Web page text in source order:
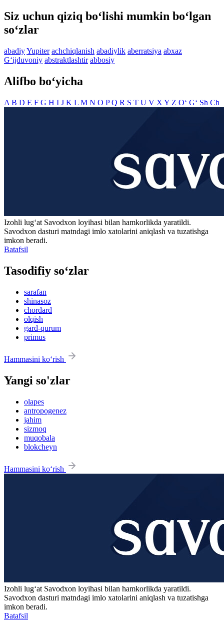
Siz uchun qiziq bo‘lishi mumkin bo‘lgan
so‘zlar
abadiyYupiter achchiqlanish abadiylik aberratsiya abxaz
G‘ijduvoniy abstraktlashtir abbosiy
Alifbo bo‘yicha
A B D E F G H I J K L M N O PQ R S T U V X Y Z O‘ G‘ Sh Ch
Izohli lugʻat Savodxon loyihasi bilan hamkorlikda yaratildi.
Savodxon dasturi matndagi imlo xatolarini aniqlash va tuzatishga
imkon beradi.
Batafsil
Tasodifiy so‘zlar
sarafan
shinasoz
chordard
olqish
gard-qurum
primus
Hammasini ko‘rish
Yangi so'zlar
olapes
antropogenez
jahim
sizmoq
muqobala
blokcheyn
Hammasini ko‘rish
Izohli lugʻat Savodxon loyihasi bilan hamkorlikda yaratildi.
Savodxon dasturi matndagi imlo xatolarini aniqlash va tuzatishga
imkon beradi.
Batafsil